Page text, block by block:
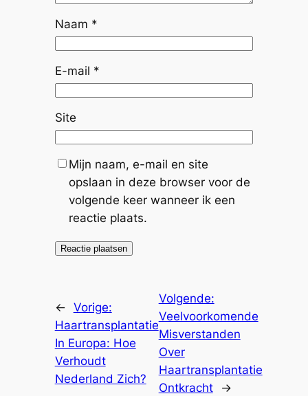
Naam *
E-mail *
Site
Mijn naam, e-mail en site
opslaan in deze browser voor de
volgende keer wanneer ik een
reactie plaats.
← Vorige:
Haartransplantatie
In Europa: Hoe
Verhoudt
Nederland Zich?
Volgende:
Veelvoorkomende
Misverstanden
Over
Haartransplantatie
Ontkracht
→